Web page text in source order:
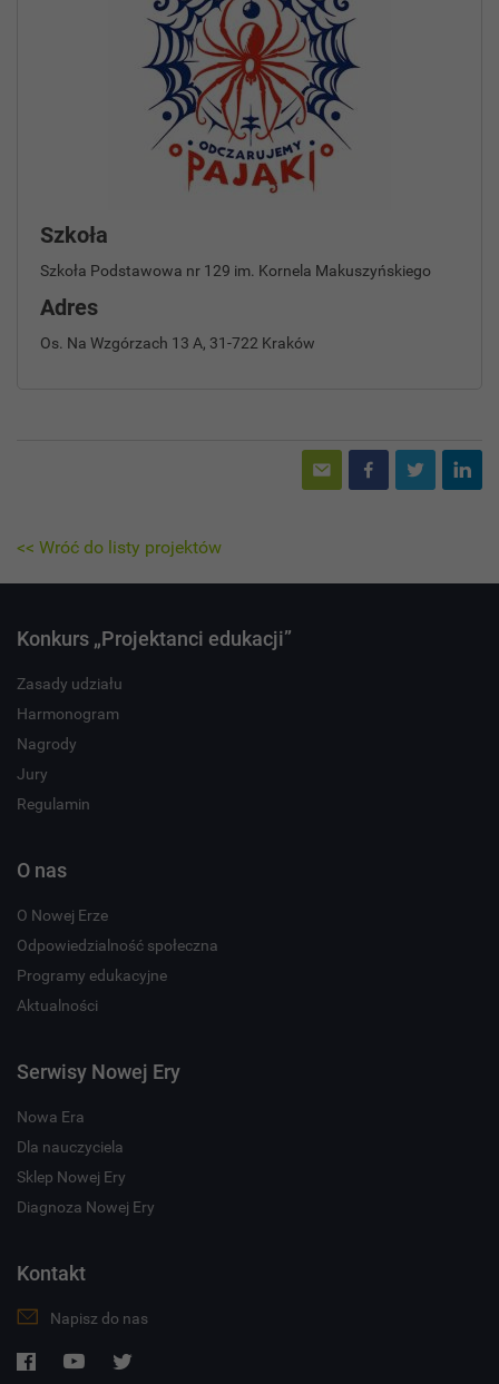
Szkoła
Szkoła Podstawowa nr 129 im. Kornela Makuszyńskiego
Adres
Os. Na Wzgórzach 13 A, 31-722 Kraków
<< Wróć do listy projektów
Konkurs „Projektanci edukacji”
Zasady udziału
Harmonogram
Nagrody
Jury
Regulamin
O nas
O Nowej Erze
Odpowiedzialność społeczna
Programy edukacyjne
Aktualności
Serwisy Nowej Ery
Nowa Era
Dla nauczyciela
Sklep Nowej Ery
Diagnoza Nowej Ery
Kontakt
Napisz do nas